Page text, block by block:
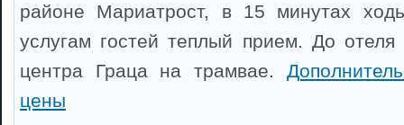
районе Мариатрост, в 15 минутах
услугам гостей теплый прием. До отеля
центра Граца на трамвае.
цены